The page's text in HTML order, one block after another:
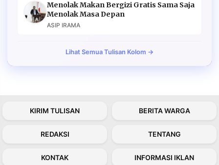
Menolak Makan Bergizi Gratis Sama Saja
Menolak Masa Depan
ASIP IRAMA
Lihat Semua Tulisan Kolom →
KIRIM TULISAN BERITA WARGA
REDAKSI TENTANG
KONTAK INFORMASI IKLAN